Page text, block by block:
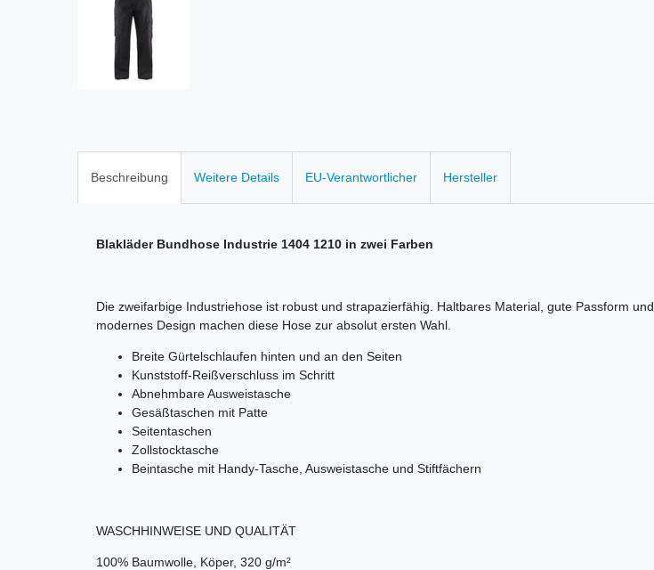
Beschreibung Weitere Details EU-Verantwortlicher Hersteller
Blakläder Bundhose Industrie 1404 1210 in zwei Farben
Die zweifarbige Industriehose ist robust und strapazierfähig. Haltbares Material, gute Passform und
modernes Design machen diese Hose zur absolut ersten Wahl.
Breite Gürtelschlaufen hinten und an den Seiten
Kunststoff-Reißverschluss im Schritt
Abnehmbare Ausweistasche
Gesäßtaschen mit Patte
Seitentaschen
Zollstocktasche
Beintasche mit Handy-Tasche, Ausweistasche und Stiftfächern
WASCHHINWEISE UND QUALITÄT
100% Baumwolle, Köper, 320 g/m²